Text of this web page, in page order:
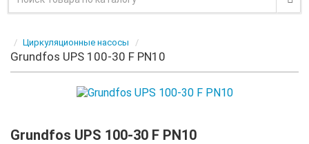
Циркуляционные насосы
Grundfos UPS 100-30 F PN10
Grundfos UPS 100-30 F PN10